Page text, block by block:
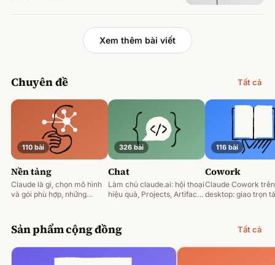
Xem thêm bài viết
Chuyên đề Tất cả
110 bài
Nền tảng
Claude là gì, chọn mô hình
và gói phù hợp, những
326 bài
Chat
Làm chủ claude.ai: hội thoại
hiệu quả, Projects, Artifacts
116 bài
Cowork
Claude Cowork trên
desktop: giao trọn
Sản phẩm cộng đồng Tất cả